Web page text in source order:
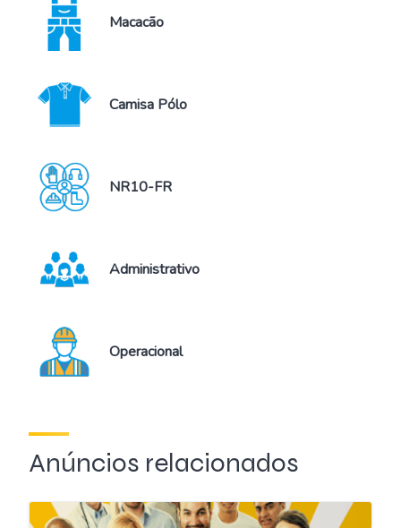
Macacão
Camisa Pólo
NR10-FR
Administrativo
Operacional
Anúncios relacionados